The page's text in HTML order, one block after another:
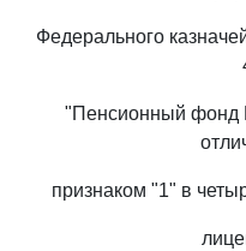
Федерального
"Пенсионный фонд
признаком "1" в